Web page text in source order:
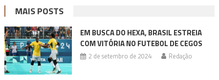
MAIS POSTS
EM BUSCA DO HEXA, BRASIL ESTREIA
COM VITÓRIA NO FUTEBOL DE CEGOS
2 de setembro de 2024 Redação